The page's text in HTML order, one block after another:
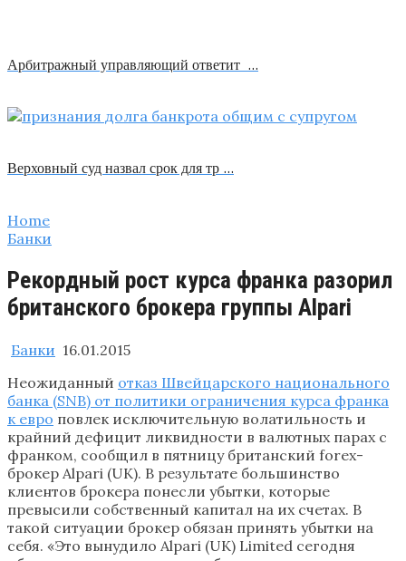
Арбитражный управляющий ответит …
Верховный суд назвал срок для тр …
Home
Банки
Рекордный рост курса франка разорил
британского брокера группы Alpari
Банки 16.01.2015
Неожиданный отказ Швейцарского национального
банка (SNB) от политики ограничения курса франка
к евро повлек исключительную волатильность и
крайний дефицит ликвидности в валютных парах с
франком, сообщил в пятницу британский forex-
брокер Alpari (UK). В результате большинство
клиентов брокера понесли убытки, которые
превысили собственный капитал на их счетах. В
такой ситуации брокер обязан принять убытки на
себя. «Это вынудило Alpari (UK) Limited сегодня